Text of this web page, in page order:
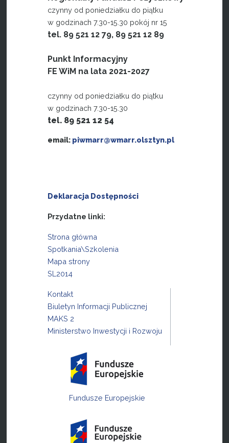
czynny od poniedziałku do piątku
w godzinach 7.30-15.30 pokój nr 15
tel. 89 521 12 79, 89 521 12 89
Punkt Informacyjny
FE WiM na lata 2021-2027
czynny od poniedziałku do piątku
w godzinach 7.30-15.30
tel. 89 521 12 54
email: piwmarr@wmarr.olsztyn.pl
Deklaracja Dostępności
Przydatne linki:
Strona główna
Spotkania\Szkolenia
Mapa strony
SL2014
Kontakt
Biuletyn Informacji Publicznej
MAKS 2
Ministerstwo Inwestycji i Rozwoju
Fundusze Europejskie